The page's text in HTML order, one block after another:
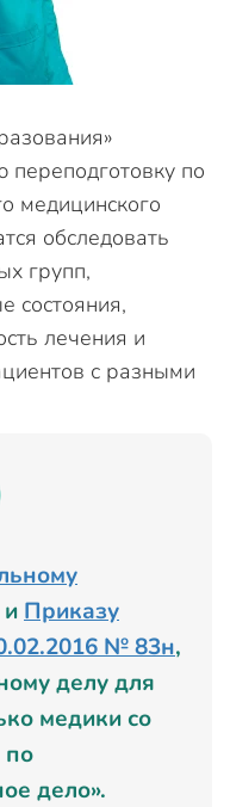
переподготовку по
медицинского
обследовать
групп,
состояния,
лечения и
с разными
и Приказу
№ 83н,
делу для
медики со
по
дело».